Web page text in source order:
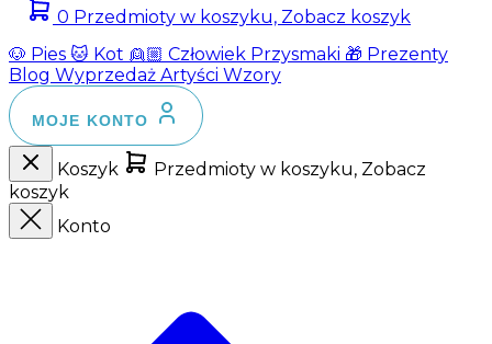
0 Przedmioty w koszyku, Zobacz koszyk
🐶 Pies 🐱 Kot 👱🏼 Człowiek Przysmaki 🎁 Prezenty
Blog Wyprzedaż Artyści Wzory
MOJE KONTO
Koszyk
Przedmioty w koszyku, Zobacz
koszyk
Konto